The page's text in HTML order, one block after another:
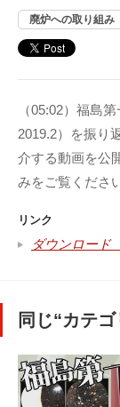
廃炉への取り組み
（05:02）福島
2019.2）を振り
介する動画を公
みをご覧くださ
リンク
ダウンロード
同じ“カテ